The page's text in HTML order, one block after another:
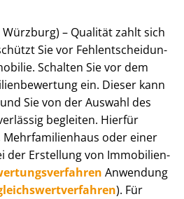
– Qualität zahlt sich
Sie vor Fehl­ent­schei­dun­
Schalten Sie vor dem
ein. Dieser kann
Sie von der Auswahl des
begleiten. Hierfür
oder einer
der Erstellung von Im­mo­bi­li­en­
Anwendung
). Für